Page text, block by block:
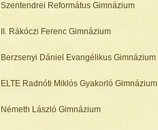
Szentendrei Református Gimnázium
II. Rákóczi Ferenc Gimnázium
Berzsenyi Dániel Evangélikus Gimnázium
ELTE Radnóti Miklós Gyakorló Gimnázium
Németh László Gimnázium